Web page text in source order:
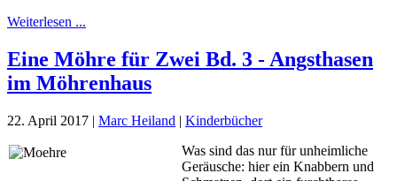
Weiterlesen ...
Eine Möhre für Zwei Bd. 3 - Angsthasen
im Möhrenhaus
22. April 2017 | Marc Heiland | Kinderbücher
Was sind das nur für unheimliche
Geräusche: hier ein Knabbern und